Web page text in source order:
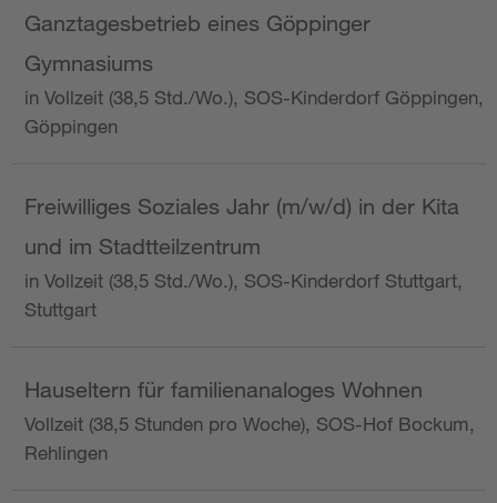
Ganztagesbetrieb eines Göppinger
Gymnasiums
in Vollzeit (38,5 Std./Wo.), SOS-Kinderdorf Göppingen,
Göppingen
Freiwilliges Soziales Jahr (m/w/d) in der Kita
und im Stadtteilzentrum
in Vollzeit (38,5 Std./Wo.), SOS-Kinderdorf Stuttgart,
Stuttgart
Hauseltern für familienanaloges Wohnen
Vollzeit (38,5 Stunden pro Woche), SOS-Hof Bockum,
Rehlingen